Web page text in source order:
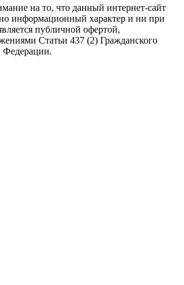
на то, что данный интернет-сайт
информационный характер и ни при
публичной офертой,
Статьи 437 (2) Гражданского
Федерации.